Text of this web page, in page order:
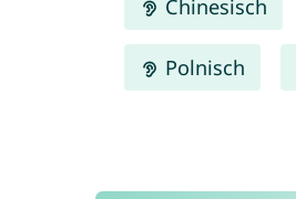
Chinesisch
Polnisch